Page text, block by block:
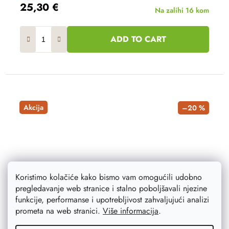
Koristimo kolačiće kako bismo vam omogućili udobno
pregledavanje web stranice i stalno poboljšavali njezine
funkcije, performanse i upotrebljivost zahvaljujući analizi
prometa na web stranici. Više informacija.
25,30 €
Na zalihi 16 kom
ADD TO CART
Akcija –20 %